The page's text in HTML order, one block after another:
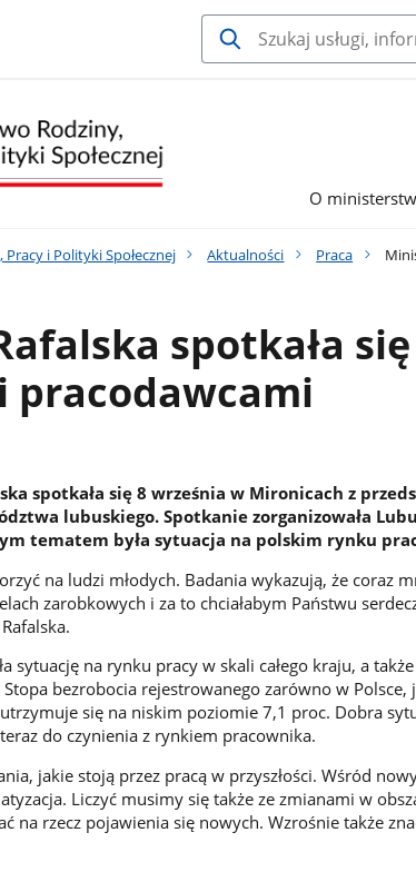
O
i Polityki Społecznej Aktualności Praca
spotkała
pracodawcami
spotkała się 8 września w Mironicach z
lubuskiego. Spotkanie zorganizowała
tematem była sytuacja na polskim rynku
na ludzi młodych. Badania wykazują, że coraz
zarobkowych i za to chciałabym Państwu
sytuację na rynku pracy w skali całego kraju, a
bezrobocia rejestrowanego zarówno w Polsce,
się na niskim poziomie 7,1 proc. Dobra
do czynienia z rynkiem pracownika.
jakie stoją przez pracą w przyszłości. Wśród
Liczyć musimy się także ze zmianami w
na rzecz pojawienia się nowych. Wzrośnie także